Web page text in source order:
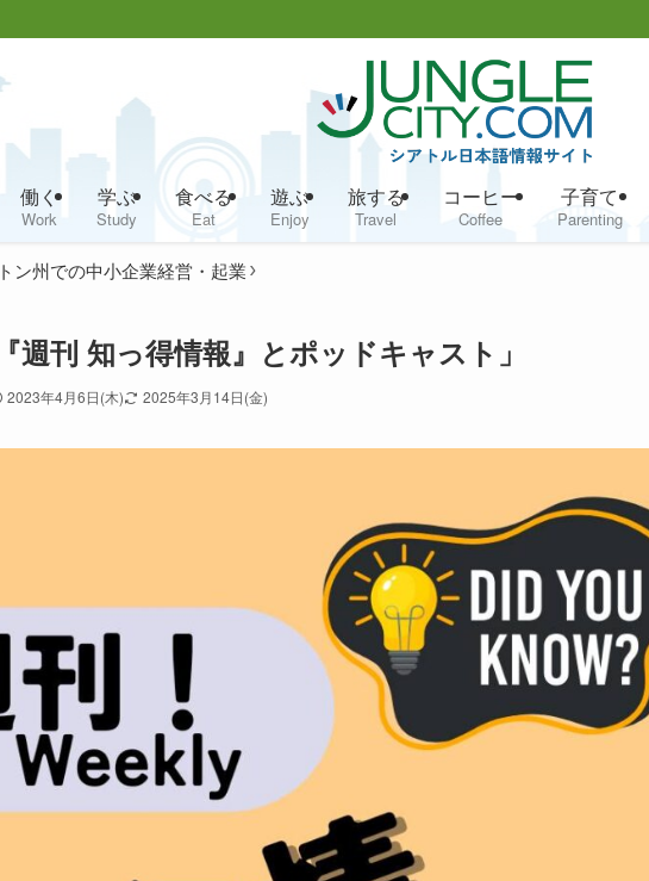
働く
Work
学ぶ
Study
食べる
Eat
遊ぶ
Enjoy
旅する
Travel
コーヒー
Coffee
子育て
Parenting
ン州での中小企業経営・起業
週刊 知っ得情報』とポッドキャスト」
2023年4月6日(木) 2025年3月14日(金)